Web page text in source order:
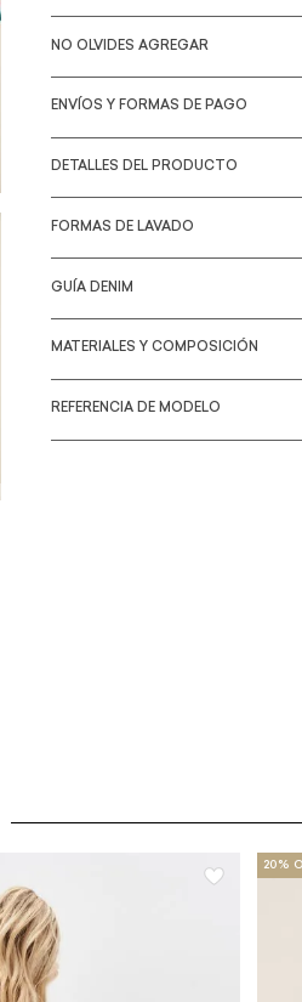
NO OLVIDES AGREGAR
ENVÍOS Y FORMAS DE PAGO
DETALLES DEL PRODUCTO
FORMAS DE LAVADO
GUÍA DENIM
MATERIALES Y COMPOSICIÓN
REFERENCIA DE MODELO